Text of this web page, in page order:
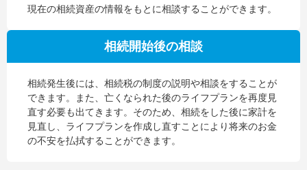
現在の相続資産の情報をもとに相談することができます。
相続開始後の相談
相続発生後には、相続税の制度の説明や相談をすることが
できます。また、亡くなられた後のライフプランを再度見
直す必要も出てきます。そのため、相続をした後に家計を
見直し、ライフプランを作成し直すことにより将来のお金
の不安を払拭することができます。